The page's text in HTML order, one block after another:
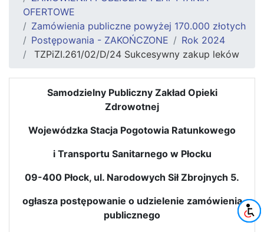
OFERTOWE
Zamówienia publiczne powyżej 170.000 złotych
Postępowania - ZAKOŃCZONE
Rok 2024
TZPiZI.261/02/D/24 Sukcesywny zakup leków
Samodzielny Publiczny Zakład Opieki
Zdrowotnej
Wojewódzka Stacja Pogotowia Ratunkowego
i Transportu Sanitarnego w Płocku
09-400 Płock, ul. Narodowych Sił Zbrojnych 5.
ogłasza postępowanie o udzielenie zamówienia
publicznego